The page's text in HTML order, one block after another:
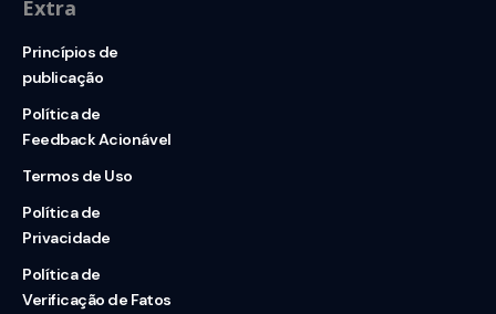
Extra
Princípios de
publicação
Política de
Feedback Acionável
Termos de Uso
Política de
Privacidade
Política de
Verificação de Fatos